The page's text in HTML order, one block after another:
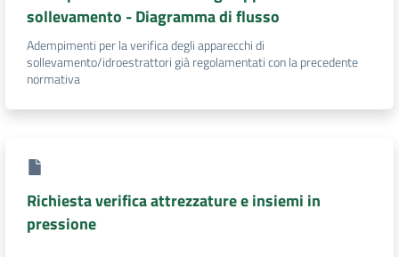
sollevamento - Diagramma di flusso
Adempimenti per la verifica degli apparecchi di
sollevamento/idroestrattori già regolamentati con la precedente
normativa
Richiesta verifica attrezzature e insiemi in
pressione